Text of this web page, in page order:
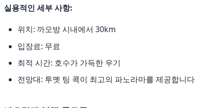
실용적인 세부 사항:
위치: 까오방 시내에서 30km
입장료: 무료
최적 시간: 호수가 가득한 우기
전망대: 투옛 팅 콕이 최고의 파노라마를 제공합니다